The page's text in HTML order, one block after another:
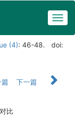
(4): 46-48.
doi:
篇
下一篇
比